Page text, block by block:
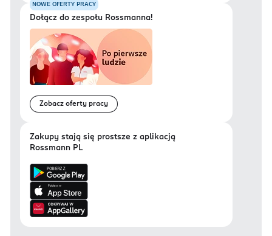
NOWE OFERTY PRACY
Dołącz do zespołu Rossmanna!
Zobacz oferty pracy
Zakupy stają się prostsze z aplikacją
Rossmann PL